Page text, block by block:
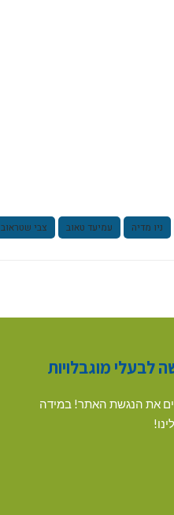
ניו מדיה עמיעד טאוב צבי שטראוב
לבעלי מוגבלויות
את הנגשת האתר! במידה